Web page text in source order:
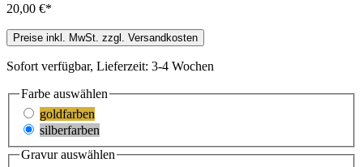
20,00 €*
Preise inkl. MwSt. zzgl. Versandkosten
Sofort verfügbar, Lieferzeit: 3-4 Wochen
Farbe auswählen
goldfarben
silberfarben
Gravurauswählen